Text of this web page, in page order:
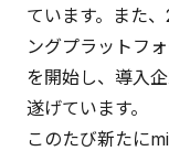
ています。また
ングプラットフ
を開始し、導入
遂げています。
このたび新たに